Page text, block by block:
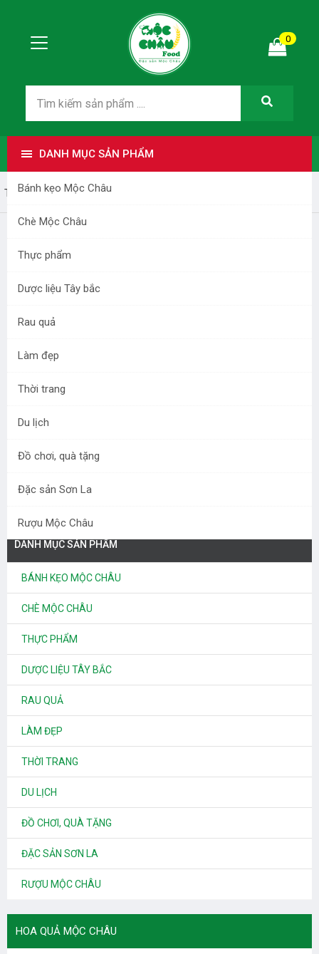
0
DANH MỤC SẢN PHẨM
Bánh kẹo Mộc Châu
Chè Mộc Châu
Thực phẩm
Dược liệu Tây bắc
Rau quả
Làm đẹp
Thời trang
Du lịch
Đồ chơi, quà tặng
Đặc sản Sơn La
Rượu Mộc Châu
Trang nhất chanh leo vang moc chau
CHANH LEO VANG MOC CHAU
DANH MỤC SẢN PHẨM
BÁNH KẸO MỘC CHÂU
CHÈ MỘC CHÂU
THỰC PHẨM
DƯỢC LIỆU TÂY BẮC
RAU QUẢ
LÀM ĐẸP
THỜI TRANG
DU LỊCH
ĐỒ CHƠI, QUÀ TẶNG
ĐẶC SẢN SƠN LA
RƯỢU MỘC CHÂU
HOA QUẢ MỘC CHÂU